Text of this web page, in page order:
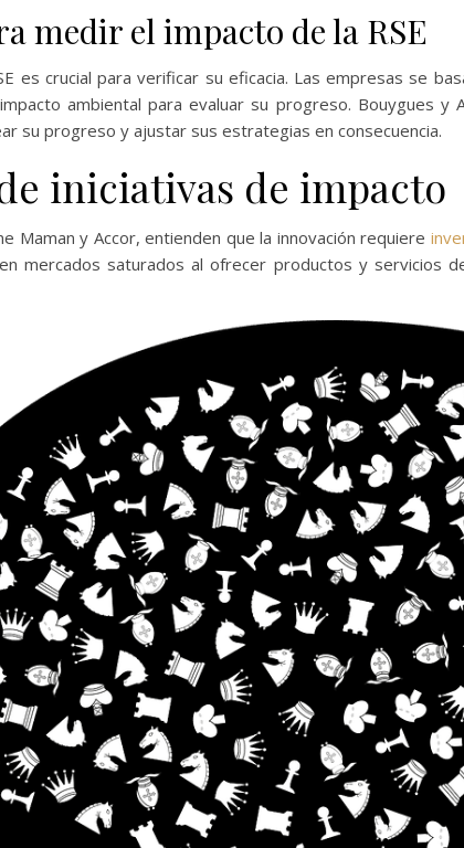
medir el impacto de la RSE
es crucial para verificar su eficacia. Las empresas se
ambiental para evaluar su progreso. Bouygues y
su progreso y ajustar sus estrategias en consecuencia.
iniciativas de impacto
Maman y Accor, entienden que la innovación requiere
mercados saturados al ofrecer productos y servicios